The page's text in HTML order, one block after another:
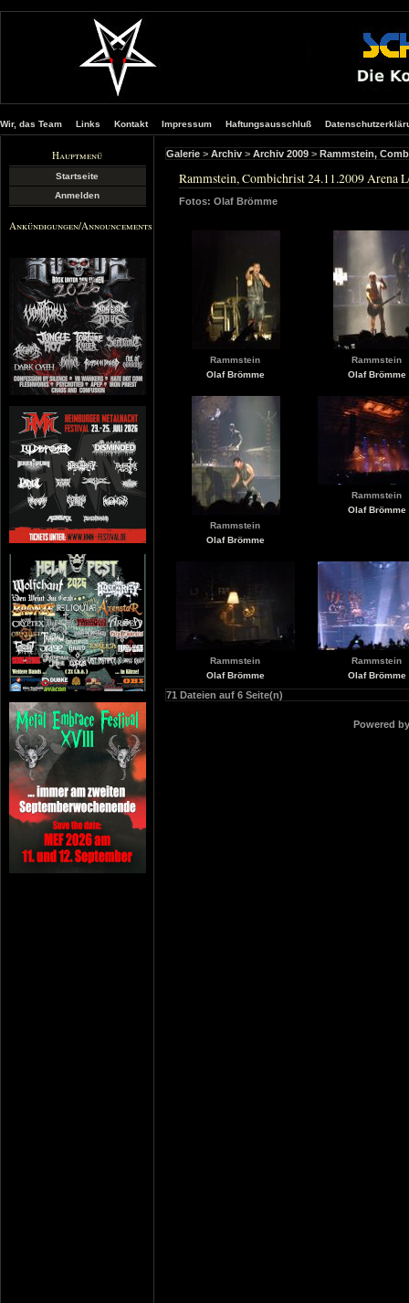
Wir, das Team Links Kontakt Impressum Haftungsausschluß
Hauptmenü
Startseite
Anmelden
Ankündigungen/Announcements
Galerie > Archiv > Archiv 2009 > Rammstein,
Rammstein, Combichrist 24.11.2009 Arena
Fotos: Olaf Brömme
Rammstein
Olaf Brömme
Rammstein
Olaf Brömme
Rammstein
Olaf Brömme
Rammstein
Olaf Brömme
Rammstein
Olaf Brömme
Rammstein
Olaf Brömme
71 Dateien auf 6 Seite(n)
Powered